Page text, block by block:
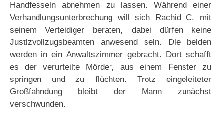
Handfesseln abnehmen zu lassen. Während einer
Verhandlungsunterbrechung will sich Rachid C. mit
seinem Verteidiger beraten, dabei dürfen keine
Justizvollzugsbeamten anwesend sein. Die beiden
werden in ein Anwaltszimmer gebracht. Dort schafft
es der verurteilte Mörder, aus einem Fenster zu
springen und zu flüchten. Trotz eingeleiteter
Großfahndung bleibt der Mann zunächst
verschwunden.